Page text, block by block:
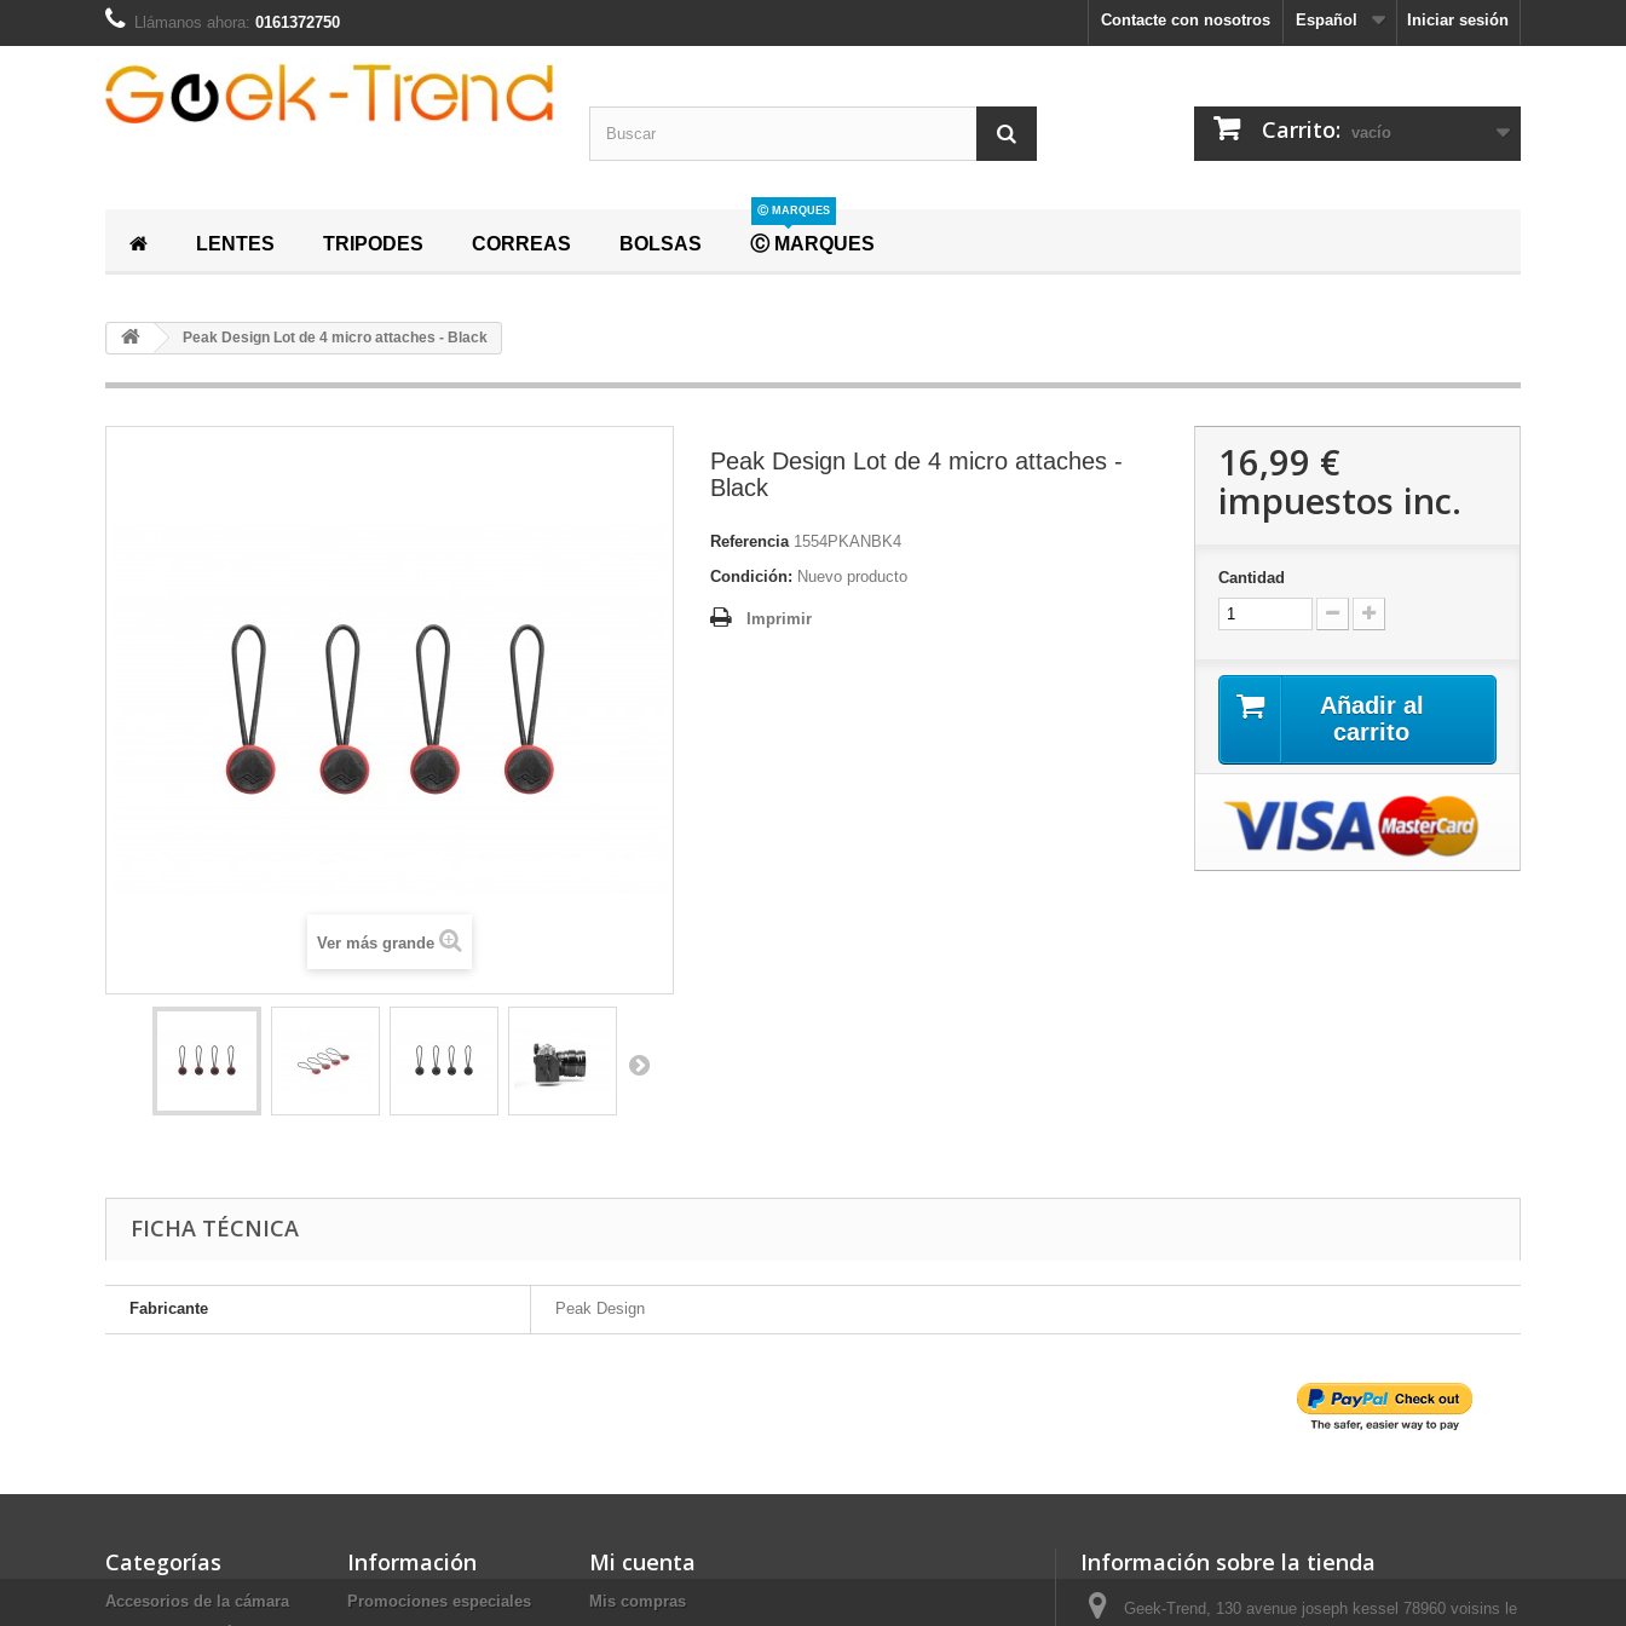
Iniciar sesión
Español
Contacte con nosotros
Llámanos ahora: 0161372750
Carrito: vacío
LENTES TRIPODES CORREAS BOLSAS Ⓒ MARQUES
Ⓒ MARQUES
Peak Design Lot de 4 micro attaches - Black
Ver más grande
Peak Design Lot de 4 micro attaches -
Black
Referencia 1554PKANBK4
Condición: Nuevo producto
Imprimir
16,99 €
impuestos inc.
Cantidad
Añadir al
carrito
FICHA TÉCNICA
Fabricante Peak Design
Categorías
Accesorios de la cámara
Información
Promociones especiales
Mi cuenta
Mis compras
Información sobre la tienda
Geek-Trend, 130 avenue joseph kessel 78960 voisins le